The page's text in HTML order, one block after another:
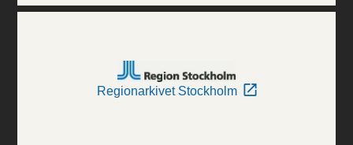
Regionarkivet Stockholm